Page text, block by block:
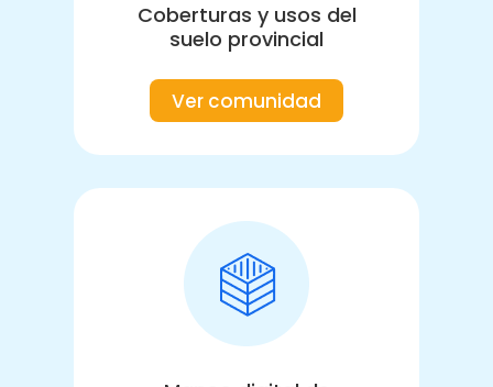
Coberturas y usos del
suelo provincial
Ver comunidad